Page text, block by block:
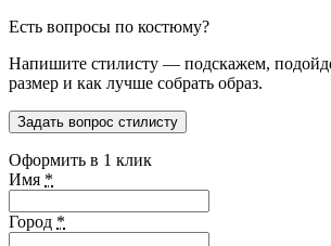
Есть вопросы по костюму?
Напишите стилисту — подскажем,
размер и как лучше собрать образ.
Задать вопрос стилисту
Оформить в 1 клик
Имя *
Город *